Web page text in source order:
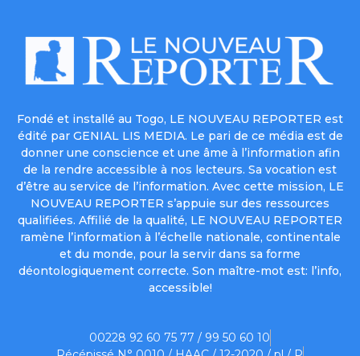
Fondé et installé au Togo, LE NOUVEAU REPORTER est
édité par GENIAL LIS MEDIA. Le pari de ce média est de
donner une conscience et une âme à l’information afin
de la rendre accessible à nos lecteurs. Sa vocation est
d’être au service de l’information. Avec cette mission, LE
NOUVEAU REPORTER s’appuie sur des ressources
qualifiées. Affilié de la qualité, LE NOUVEAU REPORTER
ramène l’information à l’échelle nationale, continentale
et du monde, pour la servir dans sa forme
déontologiquement correcte. Son maître-mot est: l’info,
accessible!
00228 92 60 75 77 / 99 50 60 10